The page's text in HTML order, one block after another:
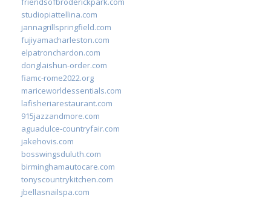
studiopiattellina.com
jannagrillspringfield.com
fujiyamacharleston.com
elpatronchardon.com
donglaishun-order.com
fiamc-rome2022.org
mariceworldessentials.com
lafisheriarestaurant.com
915jazzandmore.com
aguadulce-countryfair.com
jakehovis.com
bosswingsduluth.com
birminghamautocare.com
tonyscountrykitchen.com
jbellasnailspa.com